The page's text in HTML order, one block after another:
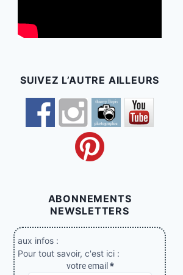
SUIVEZ L’AUTRE AILLEURS
ABONNEMENTS
NEWSLETTERS
aux infos :
Pour tout savoir, c'est ici :
votre email *